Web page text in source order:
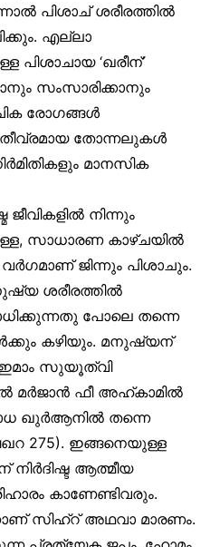
പിശാച് ശരീരത്തിൽ
എല്ലാ
‘ഖരീന്’
സംസാരിക്കാനും
രോഗങ്ങൾ
തീവ്രമായ തോന്നലുകൾ
മാനസിക
നിന്നും
സാധാരണ കാഴ്ചയിൽ
ജിന്നും പിശാചും.
ശരീരത്തിൽ
പോലെ തന്നെ
കഴിയും. മനുഷ്യന്
ഇമാം സുയൂത്വി
മർജാൻ ഫീ അഹ്കാമിൽ
ഖുർആനിൽ തന്നെ
275). ഇങ്ങനെയുള്ള
ആത്മീയ
കാണേണ്ടിവരും.
സിഹ്‌റ് അഥവാ മാരണം.